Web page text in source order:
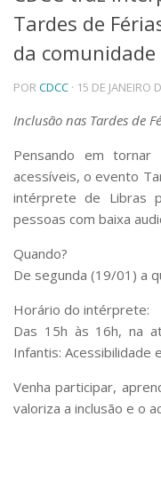
Telefones e Mapas
Pessoas
Ensino
Graduação
Educação a
Pesquisa e Inovação
Linhas de Pesquisa
Centros, Núcleos e
Iniciação Científica
Transferência de
Extensão à
Projetos,
Artes, Cultura e
Museus e Espaços
Serviços
Tardes de
da
PORCDCC · 15 DE JANEIRO
Inclusão nas Tardes de
Pensando em tornar
acessíveis, o evento
intérprete de Libras
pessoas com baixa
Quando?
De segunda (19/01) a
Horário do intérprete:
Das 15h às 16h, na
Infantis: Acessibilidade
Venha participar,
valoriza a inclusão e o